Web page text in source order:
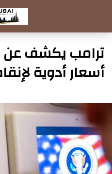
ترامب يكشف
أسعار أدوية